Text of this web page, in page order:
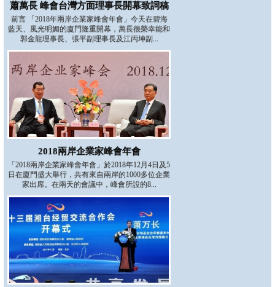
蕭萬長 峰會台灣方面理事長開幕致詞稿
前言 「2018年兩岸企業家峰會年會」今天在碧海
藍天、風光明媚的廈門隆重開幕，萬長很榮幸能和
郭金龍理事長、張平副理事長及江丙坤副...
2018兩岸企業家峰會年會
「2018兩岸企業家峰會年會」於2018年12月4日及5
日在廈門盛大舉行，共有來自兩岸的1000多位企業
家出席。在兩天的會議中，峰會所設的8...